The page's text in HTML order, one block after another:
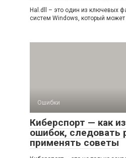
Hal.dll – это один из ключевых
систем Windows, который может
Ошибки
Киберспорт — как
ошибок, следовать
применять советы